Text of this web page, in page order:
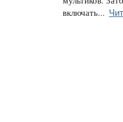
включать...